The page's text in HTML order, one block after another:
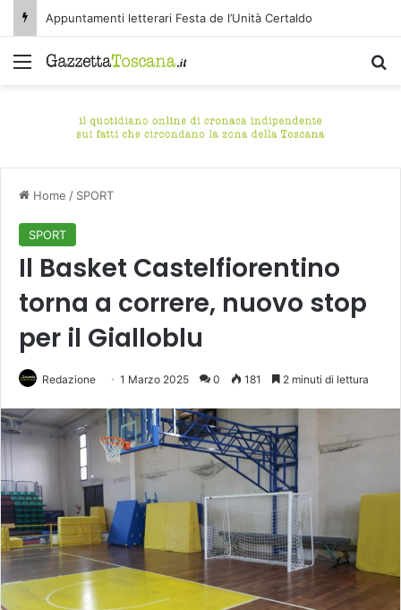
Appuntamenti letterari Festa de l’Unità Certaldo
Menu
Home / SPORT
SPORT
Il Basket Castelfiorentino
torna a correre, nuovo stop
per il Gialloblu
Redazione 1 Marzo 2025 0 181 2 minuti di lettura